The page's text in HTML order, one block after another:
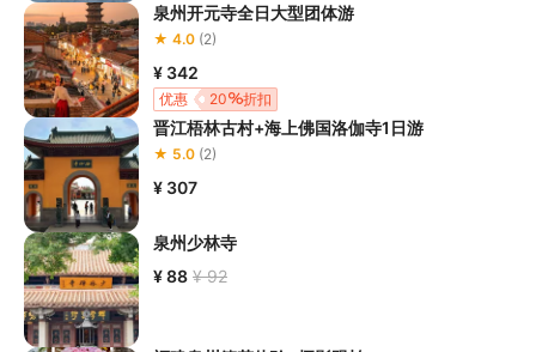
泉州开元寺全日大型团体游
★ 4.0 (2)
¥ 342
20 折扣
优惠
晋江梧林古村+海上佛国洛伽寺1日游
★ 5.0 (2)
¥ 307
泉州少林寺
¥ 88 ¥ 92